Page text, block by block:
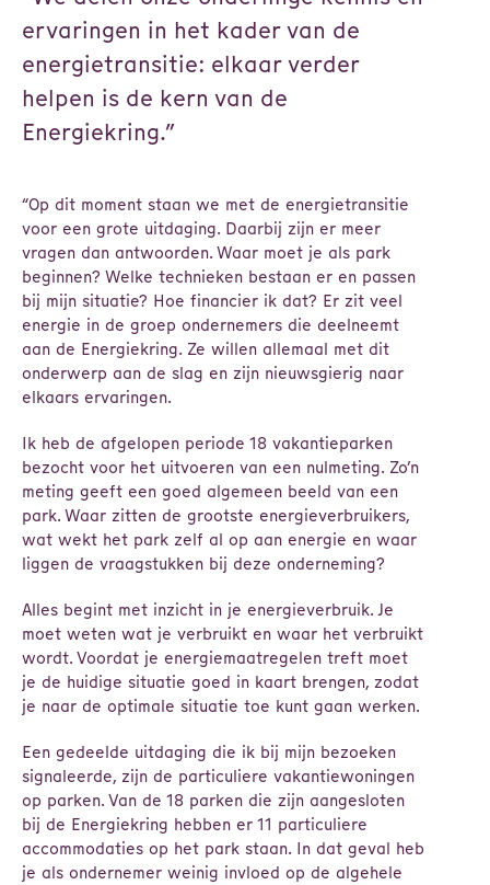
ervaringen in het kader van de
energietransitie: elkaar verder
helpen is de kern van de
Energiekring.”
“Op dit moment staan we met de energietransitie
voor een grote uitdaging. Daarbij zijn er meer
vragen dan antwoorden. Waar moet je als park
beginnen? Welke technieken bestaan er en passen
bij mijn situatie? Hoe financier ik dat? Er zit veel
energie in de groep ondernemers die deelneemt
aan de Energiekring. Ze willen allemaal met dit
onderwerp aan de slag en zijn nieuwsgierig naar
elkaars ervaringen.
Ik heb de afgelopen periode 18 vakantieparken
bezocht voor het uitvoeren van een nulmeting. Zo’n
meting geeft een goed algemeen beeld van een
park. Waar zitten de grootste energieverbruikers,
wat wekt het park zelf al op aan energie en waar
liggen de vraagstukken bij deze onderneming?
Alles begint met inzicht in je energieverbruik. Je
moet weten wat je verbruikt en waar het verbruikt
wordt. Voordat je energiemaatregelen treft moet
je de huidige situatie goed in kaart brengen, zodat
je naar de optimale situatie toe kunt gaan werken.
Een gedeelde uitdaging die ik bij mijn bezoeken
signaleerde, zijn de particuliere vakantiewoningen
op parken. Van de 18 parken die zijn aangesloten
bij de Energiekring hebben er 11 particuliere
accommodaties op het park staan. In dat geval heb
je als ondernemer weinig invloed op de algehele